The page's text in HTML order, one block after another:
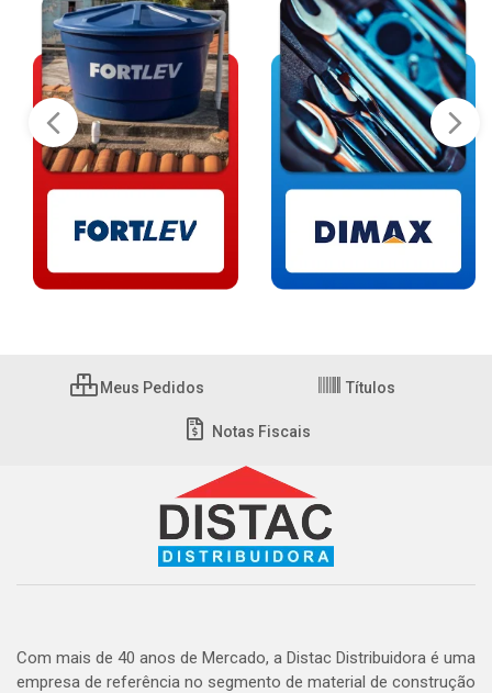
Meus Pedidos Títulos
Notas Fiscais
Com mais de 40 anos de Mercado, a Distac Distribuidora é uma
empresa de referência no segmento de material de construção